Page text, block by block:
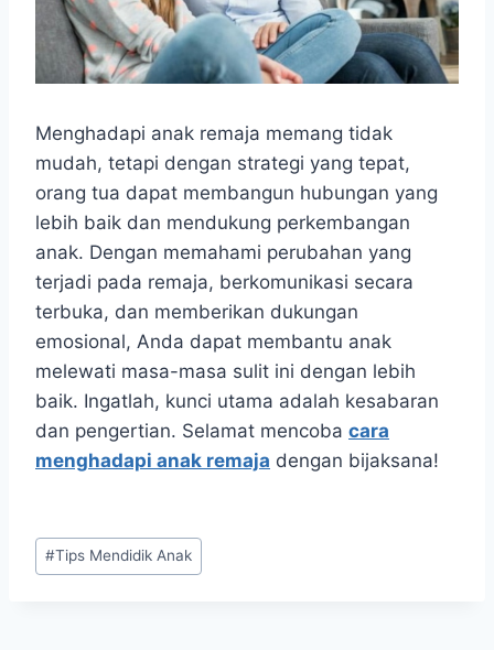
Menghadapi anak remaja memang tidak
mudah, tetapi dengan strategi yang tepat,
orang tua dapat membangun hubungan yang
lebih baik dan mendukung perkembangan
anak. Dengan memahami perubahan yang
terjadi pada remaja, berkomunikasi secara
terbuka, dan memberikan dukungan
emosional, Anda dapat membantu anak
melewati masa-masa sulit ini dengan lebih
baik. Ingatlah, kunci utama adalah kesabaran
dan pengertian. Selamat mencoba cara
menghadapi anak remaja dengan bijaksana!
Post
Tags:
#Tips Mendidik Anak